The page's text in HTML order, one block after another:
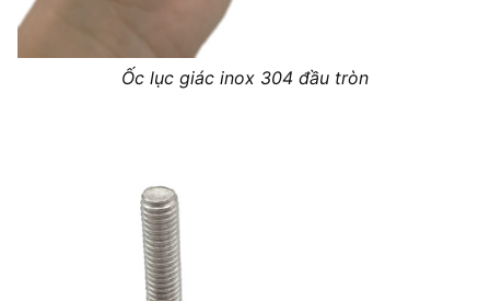
Ốc lục giác inox 304 đầu tròn